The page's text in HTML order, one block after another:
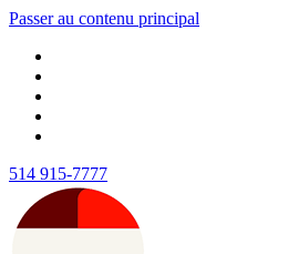
Passer au contenu principal
514 915-7777